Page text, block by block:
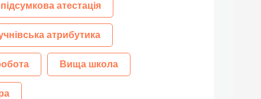
атестація
атрибутика
Вища школа